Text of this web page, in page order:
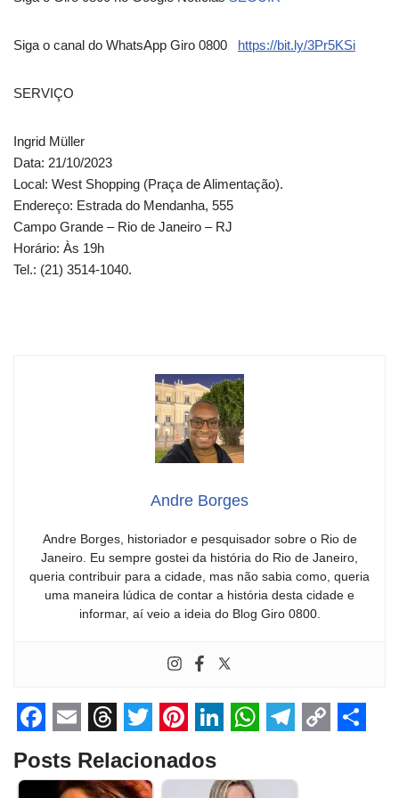
Siga o canal do WhatsApp Giro 0800 https://bit.ly/3Pr5KSi
SERVIÇO
Ingrid Müller
Data: 21/10/2023
Local: West Shopping (Praça de Alimentação).
Endereço: Estrada do Mendanha, 555
Campo Grande – Rio de Janeiro – RJ
Horário: Às 19h
Tel.: (21) 3514-1040.
Andre Borges
Andre Borges, historiador e pesquisador sobre o Rio de
Janeiro. Eu sempre gostei da história do Rio de Janeiro,
queria contribuir para a cidade, mas não sabia como, queria
uma maneira lúdica de contar a história desta cidade e
informar, aí veio a ideia do Blog Giro 0800.
F
a
E
m
T
h
T
w i
i
h
e
Posts Relacionados